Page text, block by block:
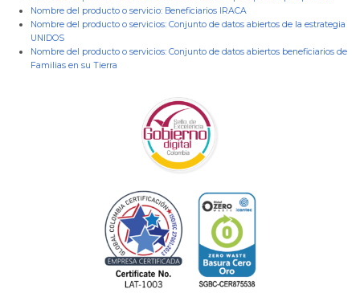
Nombre del producto o servicio: Beneficiarios IRACA
Nombre del producto o servicios: Conjunto de datos abiertos de la estrategia
UNIDOS
Nombre del producto o servicios: Conjunto de datos abiertos beneficiarios de
Familias en su Tierra